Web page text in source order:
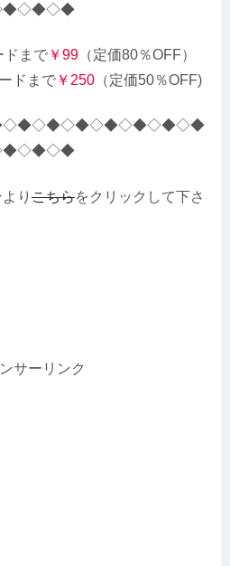
まで ￥99 （定価80％OFF）
ドまで ￥250 （定価50％OFF)
り こちらをクリックして下さ
サーリンク